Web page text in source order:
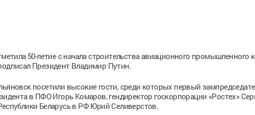
50-летие с начала строительства авиационного промышленного
Президент Владимир Путин.
посетили высокие гости, среди которых первый
в ПФО Игорь Комаров, гендиректор госкорпорации «Ростех»
Беларусь в РФ Юрий Селиверстов.